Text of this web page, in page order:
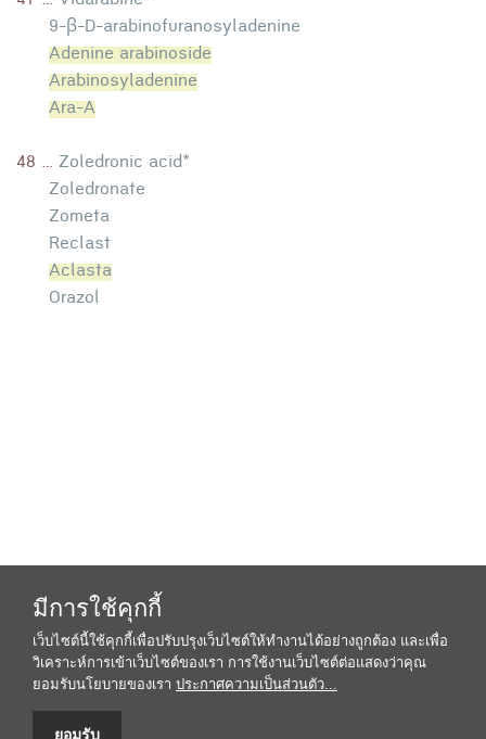
9-β-D-arabinofuranosyladenine
Adenine arabinoside
Arabinosyladenine
Ara-A
48 ... Zoledronic acid*
Zoledronate
Zometa
Reclast
Aclasta
Orazol
มีการใช้คุกกี้
เว็บไซต์นี้ใช้คุกกี้เพื่อปรับปรุงเว็บไซต์ให้ทำงานได้อย่างถูกต้อง และเพื่อ
วิเคราะห์การเข้าเว็บไซต์ของเรา การใช้งานเว็บไซต์ต่อแสดงว่าคุณ
ยอมรับนโยบายของเรา ประกาศความเป็นส่วนตัว...
ยอมรับ